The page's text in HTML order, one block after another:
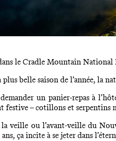
le Cradle Mountain
plus belle saison de l’année, la
un panier-repas à
festive – cotillons et serpentins
la veille ou l’avant-veille du
ça incite à se jeter dans